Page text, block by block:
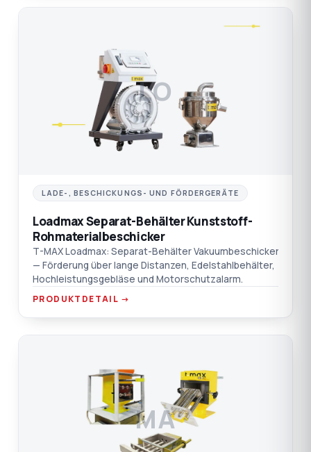
LO
LADE-, BESCHICKUNGS- UND FÖRDERGERÄTE
Loadmax Separat-Behälter Kunststoff-
Rohmaterialbeschicker
T-MAX Loadmax: Separat-Behälter Vakuumbeschicker
— Förderung über lange Distanzen, Edelstahlbehälter,
Hochleistungsgebläse und Motorschutzalarm.
PRODUKTDETAIL →
MA